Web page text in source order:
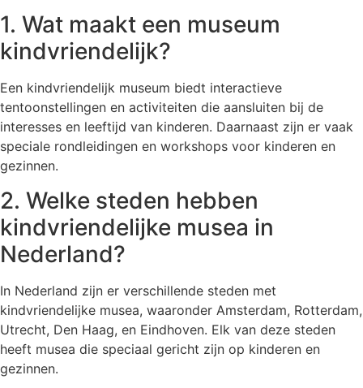
1. Wat maakt een museum
kindvriendelijk?
Een kindvriendelijk museum biedt interactieve
tentoonstellingen en activiteiten die aansluiten bij de
interesses en leeftijd van kinderen. Daarnaast zijn er vaak
speciale rondleidingen en workshops voor kinderen en
gezinnen.
2. Welke steden hebben
kindvriendelijke musea in
Nederland?
In Nederland zijn er verschillende steden met
kindvriendelijke musea, waaronder Amsterdam, Rotterdam,
Utrecht, Den Haag, en Eindhoven. Elk van deze steden
heeft musea die speciaal gericht zijn op kinderen en
gezinnen.